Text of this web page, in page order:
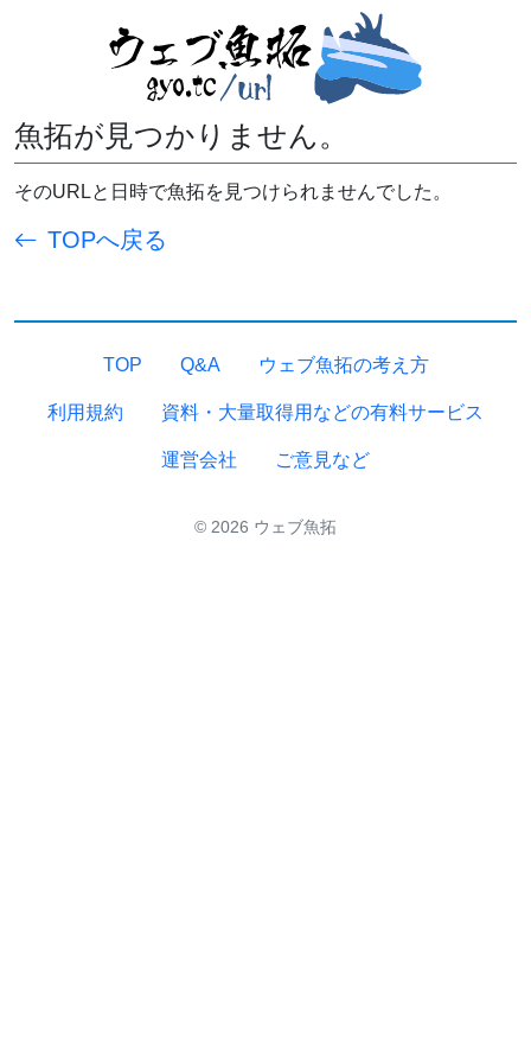
魚拓が見つかりません。
そのURLと日時で魚拓を見つけられませんでした。
TOPへ戻る
TOP Q&A ウェブ魚拓の考え方
利用規約 資料・大量取得用などの有料サービス
運営会社 ご意見など
© 2026 ウェブ魚拓